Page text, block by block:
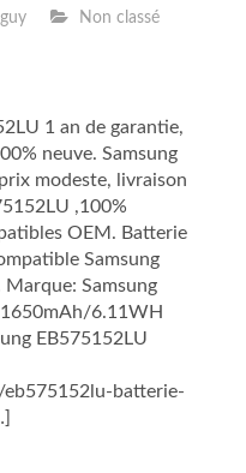
Non classé
1 an de garantie,
neuve. Samsung
modeste, livraison
,100%
OEM. Batterie
Samsung
Samsung
6.11WH
EB575152LU
batterie-